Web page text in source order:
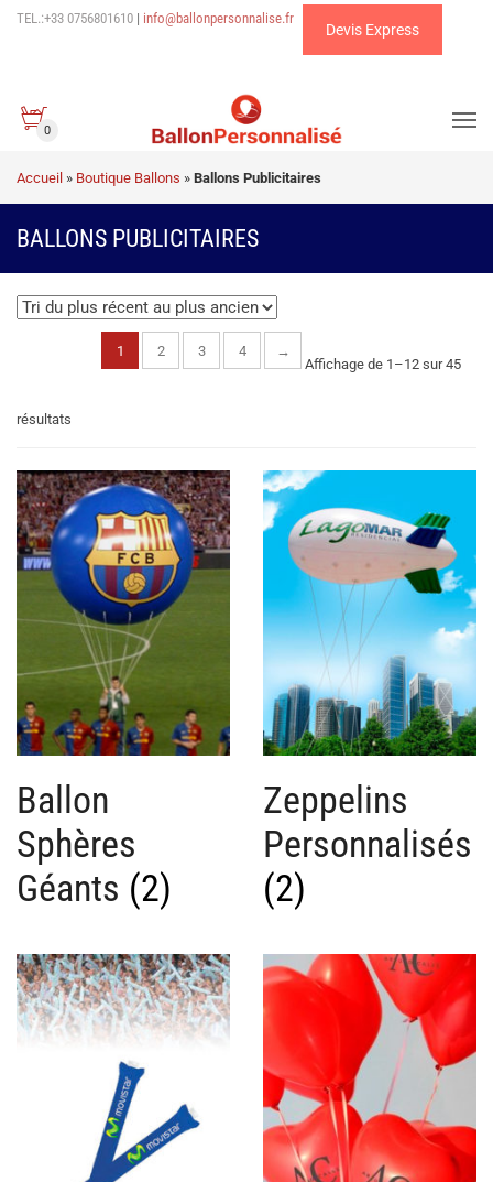
TEL.:+33 0756801610 | info@ballonpersonnalise.fr
Devis Express
0
Accueil » Boutique Ballons » Ballons Publicitaires
BALLONS PUBLICITAIRES
1 2 3 4
→
Affichage de 1–12 sur 45
résultats
du
plus
récent
au
ancien
Ballon
Sphères
Géants (2)
Zeppelins
Personnalisés
(2)